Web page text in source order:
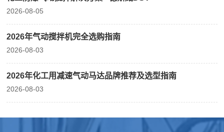
2026-08-05
2026年气动搅拌机完全选购指南
2026-08-03
2026年化工用减速气动马达品牌推荐及选型指南
2026-08-03